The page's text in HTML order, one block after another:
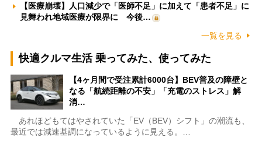
【医療崩壊】人口減少で「医師不足」に加えて「患者不足」に
見舞われ地域医療が限界に 今後…
一覧を見る
快適クルマ生活 乗ってみた、使ってみた
【4ヶ月間で受注累計6000台】BEV普及の障壁と
なる「航続距離の不安」「充電のストレス」解
消…
あれほどもてはやされていた「EV（BEV）シフト」の潮流も、
最近では減速基調になっているように見える。…